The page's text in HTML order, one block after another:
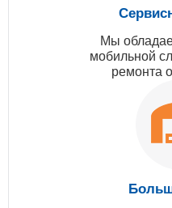
Мы
мобильной
ремонта